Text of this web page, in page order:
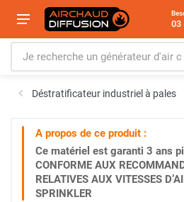
03
Déstratificateur industriel à pales
A propos de ce produit :
Ce matériel est garanti 3 ans
CONFORME AUX
RELATIVES AUX VITESSES
SPRINKLER